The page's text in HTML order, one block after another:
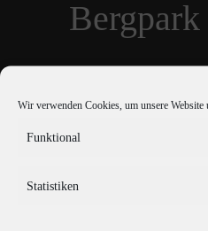
Wir verwenden Cookies, um unsere Website
Funktional
Statistiken